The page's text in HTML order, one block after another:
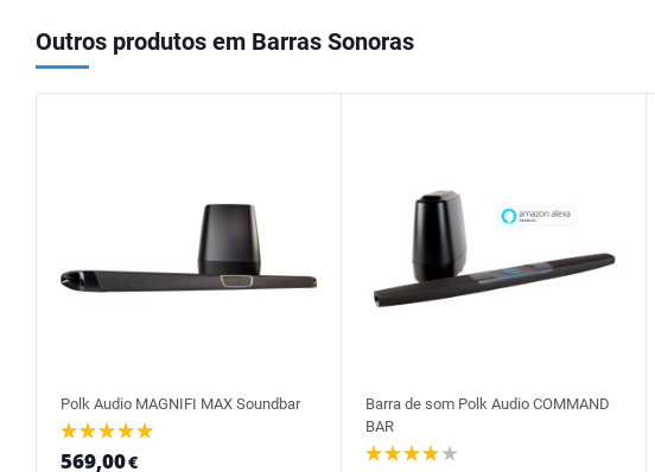
Outros produtos em Barras Sonoras
Polk Audio MAGNIFI MAX Soundbar
569,00€
Barra de som Polk Audio COMMAND
BAR